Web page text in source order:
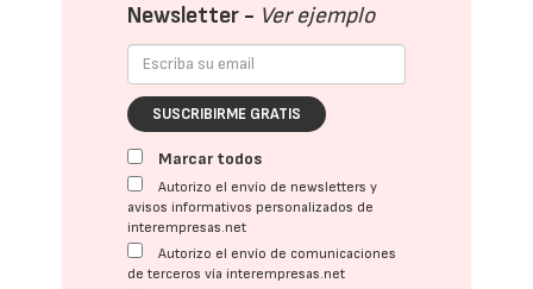
Newsletter - Ver ejemplo
SUSCRIBIRME GRATIS
Marcar todos
Autorizo el envío de newsletters y
avisos informativos personalizados de
interempresas.net
Autorizo el envío de comunicaciones
de terceros vía interempresas.net